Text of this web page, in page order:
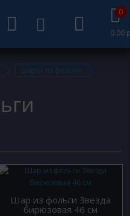
0
0.00
шары из фольги
Шар из фольги Звезда
бирюзовая 46 см